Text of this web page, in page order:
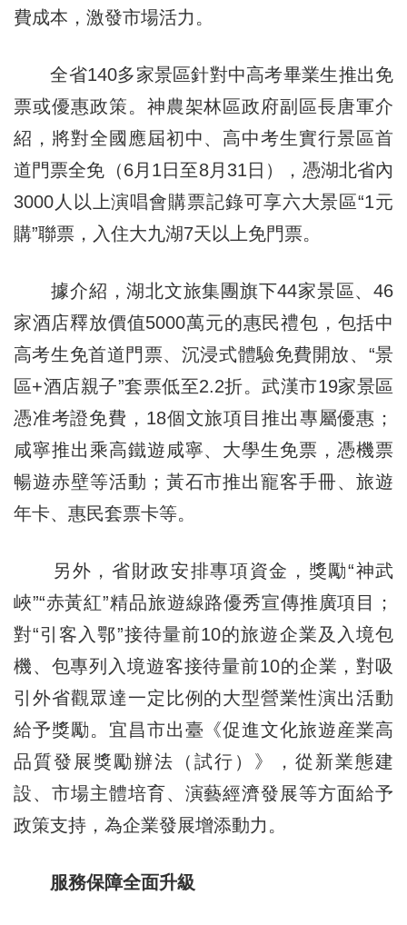
費成本，激發市場活力。
全省140多家景區針對中高考畢業生推出免
票或優惠政策。神農架林區政府副區長唐軍介
紹，將對全國應屆初中、高中考生實行景區首
道門票全免（6月1日至8月31日），憑湖北省內
3000人以上演唱會購票記錄可享六大景區“1元
購”聯票，入住大九湖7天以上免門票。
據介紹，湖北文旅集團旗下44家景區、46
家酒店釋放價值5000萬元的惠民禮包，包括中
高考生免首道門票、沉浸式體驗免費開放、“景
區+酒店親子”套票低至2.2折。武漢市19家景區
憑准考證免費，18個文旅項目推出專屬優惠；
咸寧推出乘高鐵遊咸寧、大學生免票，憑機票
暢遊赤壁等活動；黃石市推出寵客手冊、旅遊
年卡、惠民套票卡等。
另外，省財政安排專項資金，獎勵“神武
峽”“赤黃紅”精品旅遊線路優秀宣傳推廣項目；
對“引客入鄂”接待量前10的旅遊企業及入境包
機、包專列入境遊客接待量前10的企業，對吸
引外省觀眾達一定比例的大型營業性演出活動
給予獎勵。宜昌市出臺《促進文化旅遊産業高
品質發展獎勵辦法（試行）》，從新業態建
設、市場主體培育、演藝經濟發展等方面給予
政策支持，為企業發展增添動力。
服務保障全面升級